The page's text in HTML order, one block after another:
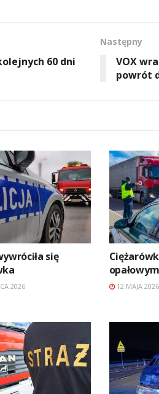
60 dni
Następny
VOX
powrót
się
2026
opałowym
12 MAJA 2026